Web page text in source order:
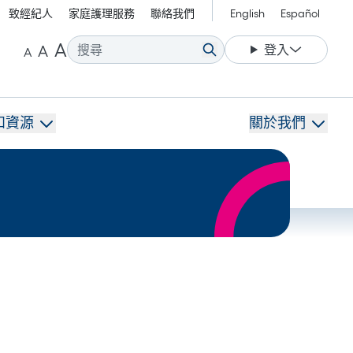
致經紀人 家庭護理服務 聯絡我們 English Español
A 縮小字體。
A 重設字體大小。
A放大字體。 登入
資源 關於我們